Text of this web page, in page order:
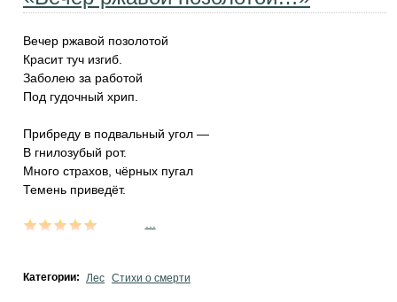
Вечер ржавой позолотой
Красит туч изгиб.
Заболею за работой
Под гудочный хрип.
Прибреду в подвальный угол —
В гнилозубый рот.
Много страхов, чёрных пугал
Темень приведёт.
Категории: Лес Стихи о смерти